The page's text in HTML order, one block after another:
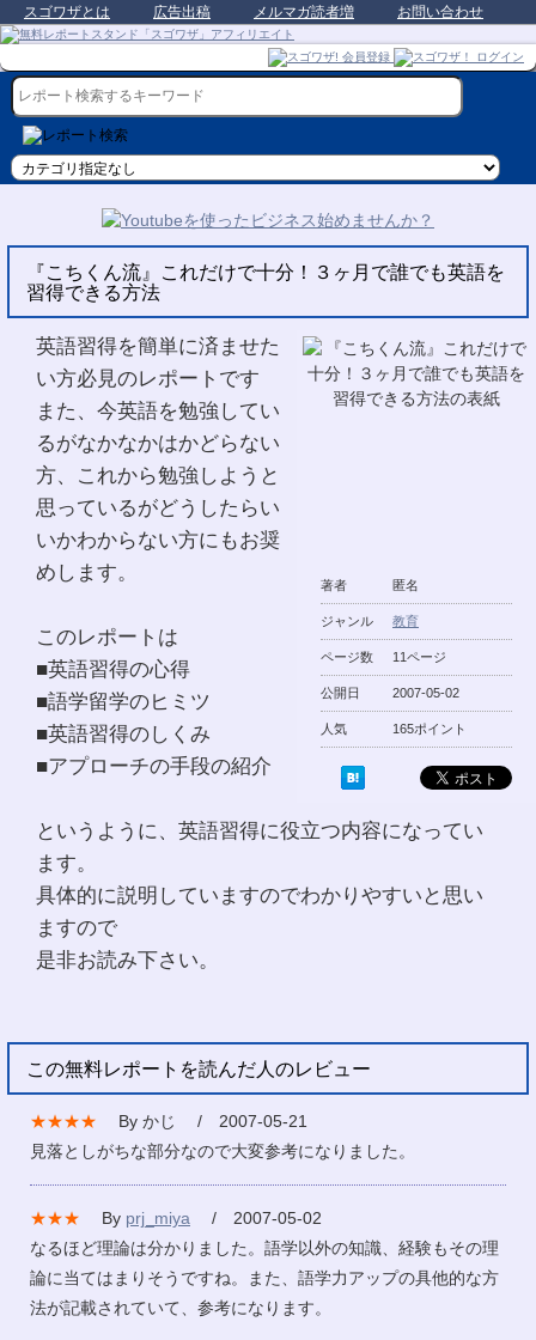
スゴワザとは 広告出稿 メルマガ読者増 お問い合わせ
『こちくん流』これだけで十分！３ヶ月で誰でも英語を
習得できる方法
著者 匿名
ジャンル 教育
ページ数 11ページ
公開日 2007-05-02
人気 165ポイント
英語習得を簡単に済ませた
い方必見のレポートです
また、今英語を勉強してい
るがなかなかはかどらない
方、これから勉強しようと
思っているがどうしたらい
いかわからない方にもお奨
めします。
このレポートは
■英語習得の心得
■語学留学のヒミツ
■英語習得のしくみ
■アプローチの手段の紹介
というように、英語習得に役立つ内容になってい
ます。
具体的に説明していますのでわかりやすいと思い
ますので
是非お読み下さい。
この無料レポートを読んだ人のレビュー
★★★★
By かじ / 2007-05-21
見落としがちな部分なので大変参考になりました。
★★★ By prj_miya
/ 2007-05-02
なるほど理論は分かりました。語学以外の知識、経験もその理
論に当てはまりそうですね。また、語学力アップの具他的な方
法が記載されていて、参考になります。